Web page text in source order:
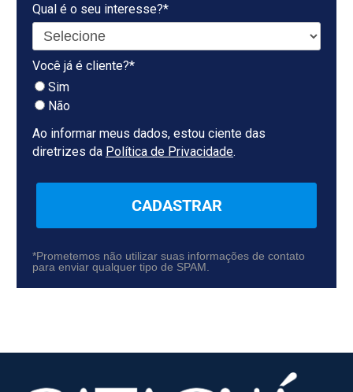
Qual é o seu interesse?*
Você já é cliente?*
Sim
Não
Ao informar meus dados, estou ciente das
diretrizes da Política de Privacidade.
CADASTRAR
*Prometemos não utilizar suas informações de contato
para enviar qualquer tipo de SPAM.